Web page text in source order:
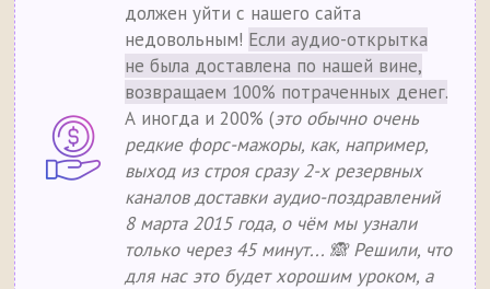
должен уйти с нашего сайта
недовольным! Если аудио-открытка
не была доставлена по нашей вине,
возвращаем 100% потраченных денег.
А иногда и 200% (это обычно очень
редкие форс-мажоры, как, например,
выход из строя сразу 2-х резервных
каналов доставки аудио-поздравлений
8 марта 2015 года, о чём мы узнали
только через 45 минут... 🙈 Решили, что
для нас это будет хорошим уроком, а